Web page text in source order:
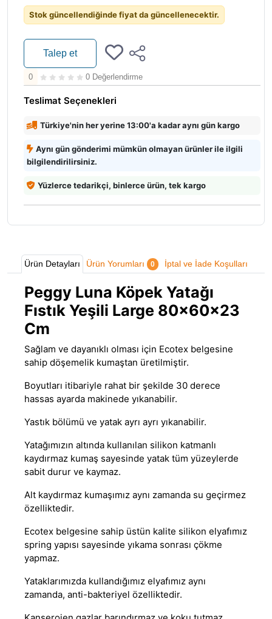
Stok güncellendiğinde fiyat da güncellenecektir.
Talep et
0 0 Değerlendirme
Teslimat Seçenekleri
Türkiye'nin her yerine 13:00'a kadar aynı gün kargo
Aynı gün gönderimi mümkün olmayan ürünler ile ilgili
bilgilendirilirsiniz.
Yüzlerce tedarikçi, binlerce ürün, tek kargo
Ürün Detayları Ürün Yorumları 0 İptal ve İade Koşulları
Peggy Luna Köpek Yatağı
Fıstık Yeşili Large 80x60x23
Cm
Sağlam ve dayanıklı olması için Ecotex belgesine
sahip döşemelik kumaştan üretilmiştir.
Boyutları itibariyle rahat bir şekilde 30 derece
hassas ayarda makinede yıkanabilir.
Yastık bölümü ve yatak ayrı ayrı yıkanabilir.
Yatağımızın altında kullanılan silikon katmanlı
kaydırmaz kumaş sayesinde yatak tüm yüzeylerde
sabit durur ve kaymaz.
Alt kaydırmaz kumaşımız aynı zamanda su geçirmez
özelliktedir.
Ecotex belgesine sahip üstün kalite silikon elyafımız
spring yapısı sayesinde yıkama sonrası çökme
yapmaz.
Yataklarımızda kullandığımız elyafımız aynı
zamanda, anti-bakteriyel özelliktedir.